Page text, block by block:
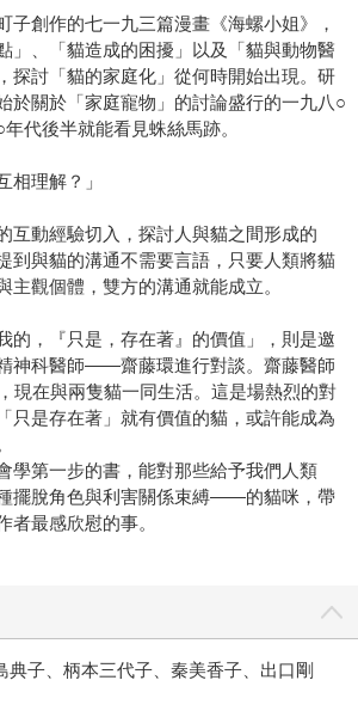
子創作的七一九三篇漫畫《海螺小姐》，
」、「貓造成的困擾」以及「貓與動物醫
探討「貓的家庭化」從何時開始出現。研
於關於「家庭寵物」的討論盛行的一九八○
代後半就能看見蛛絲馬跡。
相理解？」
互動經驗切入，探討人與貓之間形成的
到與貓的溝通不需要言語，只要人類將貓
主觀個體，雙方的溝通就能成立。
的，『只是，存在著』的價值」，則是邀
神科醫師——齋藤環進行對談。齋藤醫師
現在與兩隻貓一同生活。這是場熱烈的對
只是存在著」就有價值的貓，或許能成為
學第一步的書，能對那些給予我們人類
擺脫角色與利害關係束縛——的貓咪，帶
者最感欣慰的事。
典子、柄本三代子、秦美香子、出口剛